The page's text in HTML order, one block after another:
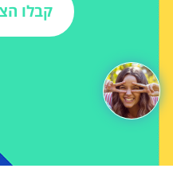
קבלו